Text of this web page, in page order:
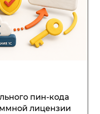
пин-кода
лицензии